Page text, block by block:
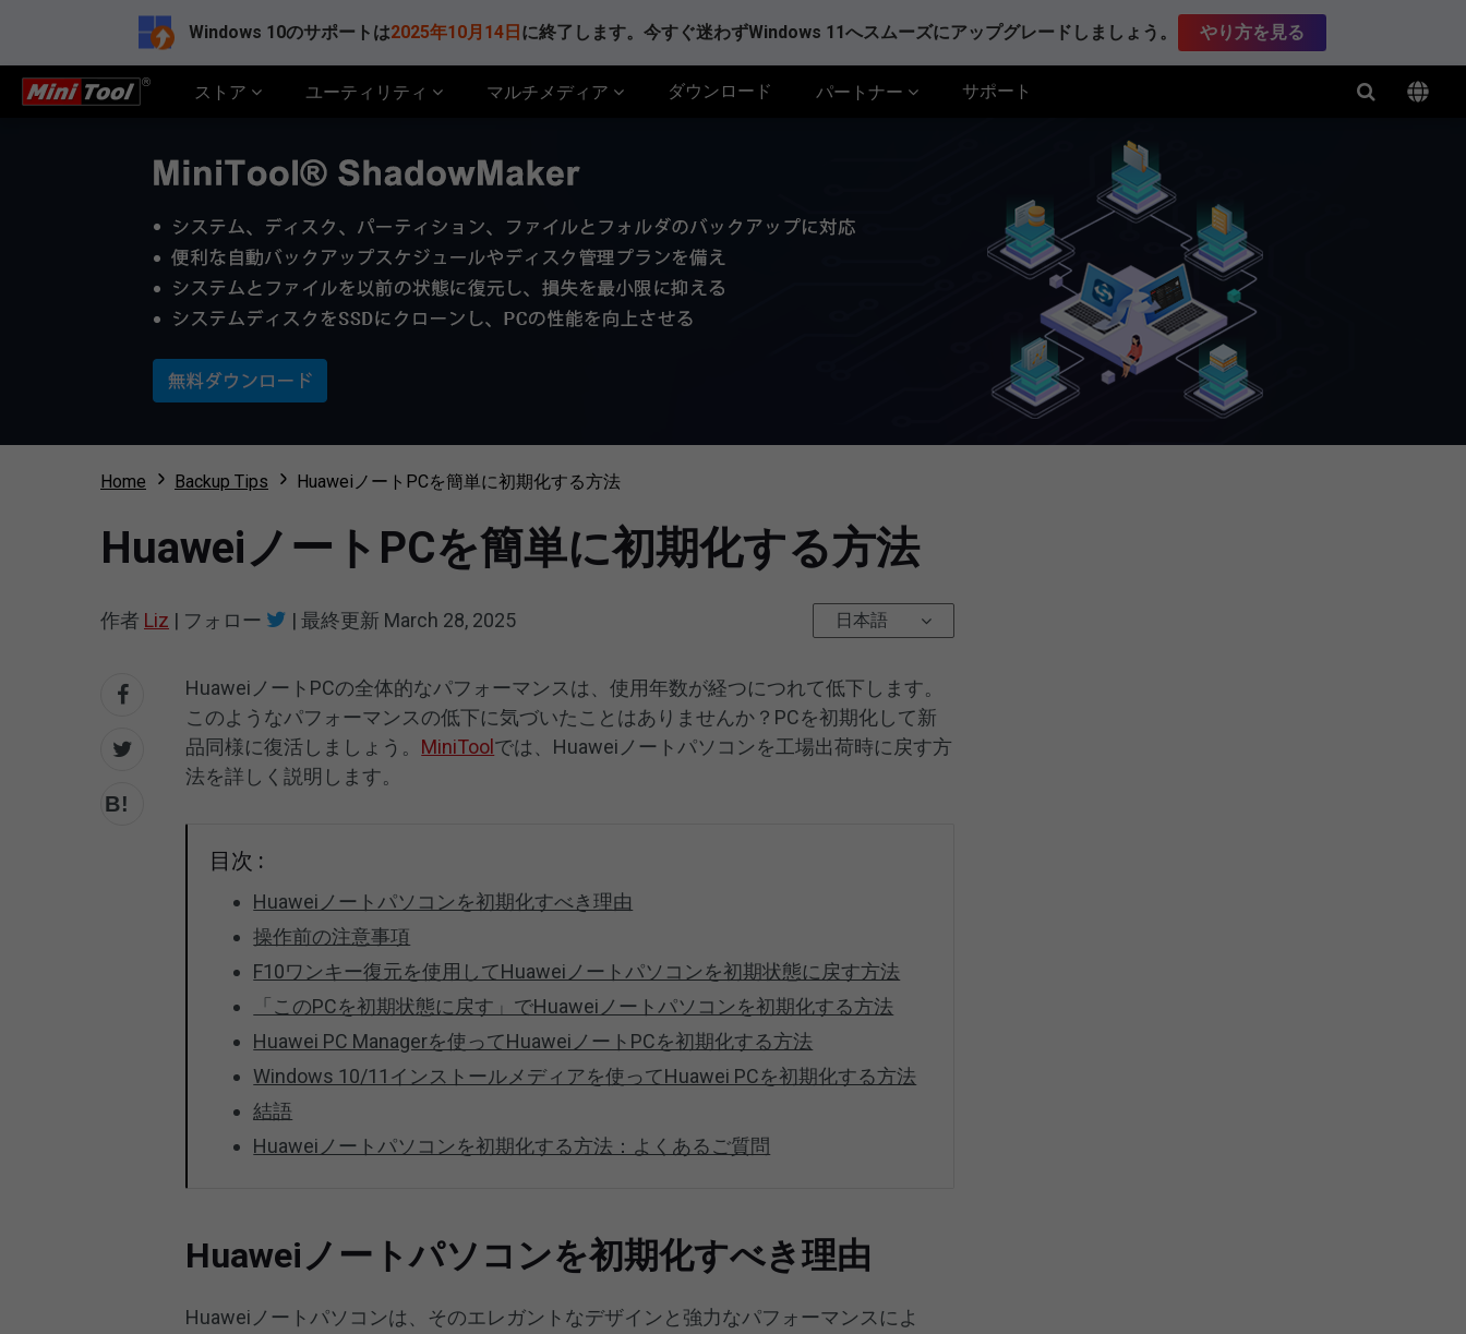
Windows 10のサポートは2025年10月14日 に終了します。今すぐ迷わずWindows 11へスムーズにアップグレードしましょう。 やり方を見る
ストア ユーティリティ マルチメディア ダウンロード パートナー サポート
Home Backup Tips HuaweiノートPCを簡単に初期化する方法
HuaweiノートPCを簡単に初期化する方法
作者 Liz | フォロー | 最終更新 March 28, 2025 日本語
HuaweiノートPCの全体的なパフォーマンスは、使用年数が経つにつれて低下します。
このようなパフォーマンスの低下に気づいたことはありませんか？PCを初期化して新
品同様に復活しましょう。 MiniTool では、Huaweiノートパソコンを工場出荷時に戻す方
法を詳しく説明します。
目次 :
Huaweiノートパソコンを初期化すべき理由
操作前の注意事項
F10ワンキー復元を使用してHuaweiノートパソコンを初期状態に戻す方法
「このPCを初期状態に戻す」でHuaweiノートパソコンを初期化する方法
Huawei PC Managerを使ってHuaweiノートPCを初期化する方法
Windows 10/11インストールメディアを使ってHuawei PCを初期化する方法
結語
Huaweiノートパソコンを初期化する方法：よくあるご質問
Huaweiノートパソコンを初期化すべき理由
Huaweiノートパソコンは、そのエレガントなデザインと強力なパフォーマンスによ